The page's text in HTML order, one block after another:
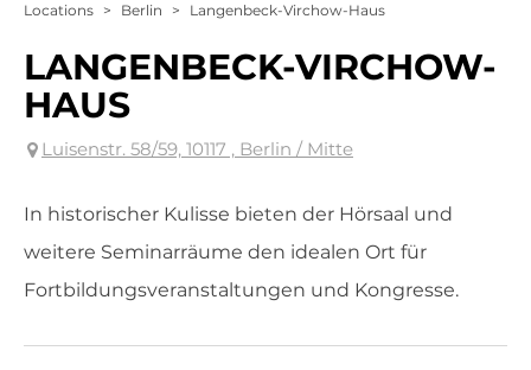
Locations > Berlin > Langenbeck-Virchow-Haus
LANGENBECK-VIRCHOW-
HAUS
Luisenstr. 58/59, 10117 , Berlin / Mitte
In historischer Kulisse bieten der Hörsaal und
weitere Seminarräume den idealen Ort für
Fortbildungsveranstaltungen und Kongresse.